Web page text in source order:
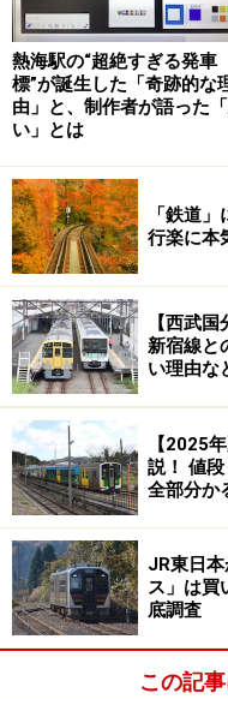
から最北端の駅に降り
厚岸を過ぎると車窓右
北海道は最東端の地も
路までは特急「スーパ
の先は、たった1両の
ローカル線に変容する
風景だ。最初のハイラ
湿原。沼と緑の配置が
く幻想的な原生林の中
が見えると、最果て
襲われる。
※記事内容は執筆時点のも
い。
熱海駅の“超絶すぎる発車
標”が誕生した「奇跡的な
由」と、制作者が語った
い」とは
「鉄道
行楽に本
【西武
新宿線と
い理由な
【2025
説！ 値
全部分か
JR東日
ス」は買
底調査
この記